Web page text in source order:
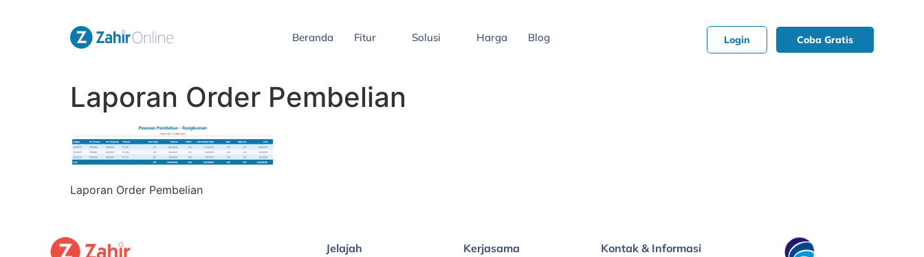
Beranda Fitur Solusi Harga Blog Login Coba Gratis
Laporan Order Pembelian
Laporan Order Pembelian
Jelajah Kerjasama Kontak & Informasi